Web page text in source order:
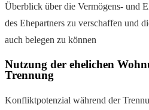
Überblick über die Vermögens- und
des Ehepartners zu verschaffen und
auch belegen zu können
Nutzung der ehelichen
Trennung
Konfliktpotenzial während der